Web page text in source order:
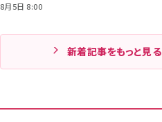
8月5日 8:00
新着記事をもっと見る